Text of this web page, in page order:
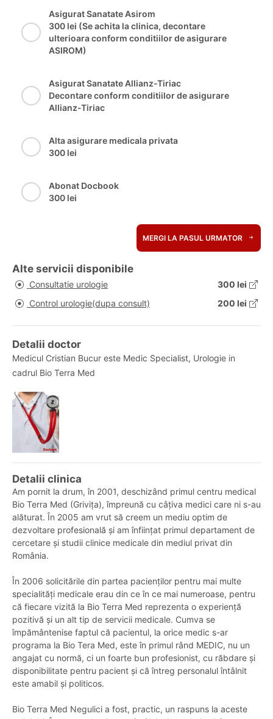
Asigurat Sanatate Asirom
300 lei (Se achita la clinica, decontare
ulterioara conform conditiilor de asigurare
ASIROM)
Asigurat Sanatate Allianz-Tiriac
Decontare conform conditiilor de asigurare
Allianz-Tiriac
Alta asigurare medicala privata
300 lei
Abonat Docbook
300 lei
MERGI LA PASUL URMATOR
Alte servicii disponibile
Consultatie urologie
300 lei
Control urologie(dupa consult)
200 lei
Detalii doctor
Medicul Cristian Bucur este Medic Specialist, Urologie in
cadrul Bio Terra Med
Detalii clinica
Am pornit la drum, în 2001, deschizând primul centru medical
Bio Terra Med (Grivița), împreună cu câțiva medici care ni s-au
alăturat. În 2005 am vrut să creem un mediu optim de
dezvoltare profesională și am înființat primul departament de
cercetare și studii clinice medicale din mediul privat din
România.
În 2006 solicitările din partea pacienților pentru mai multe
specialități medicale erau din ce în ce mai numeroase, pentru
că fiecare vizită la Bio Terra Med reprezenta o experiență
pozitivă și un alt tip de servicii medicale. Cumva se
împământenise faptul că pacientul, la orice medic s-ar
programa la Bio Tera Med, este în primul rând MEDIC, nu un
angajat cu normă, ci un foarte bun profesionist, cu răbdare și
disponibilitate pentru pacient și că întreg personalul întâlnit
este amabil și politicos.
Bio Terra Med Negulici a fost, practic, un raspuns la aceste